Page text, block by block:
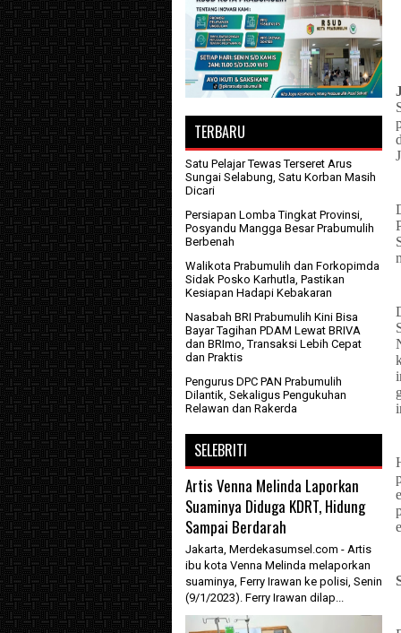
TERBARU
Satu Pelajar Tewas Terseret Arus
Sungai Selabung, Satu Korban Masih
Dicari
Persiapan Lomba Tingkat Provinsi,
Posyandu Mangga Besar Prabumulih
Berbenah
Walikota Prabumulih dan Forkopimda
Sidak Posko Karhutla, Pastikan
Kesiapan Hadapi Kebakaran
Nasabah BRI Prabumulih Kini Bisa
Bayar Tagihan PDAM Lewat BRIVA
dan BRImo, Transaksi Lebih Cepat
dan Praktis
Pengurus DPC PAN Prabumulih
Dilantik, Sekaligus Pengukuhan
Relawan dan Rakerda
SELEBRITI
Artis Venna Melinda Laporkan
Suaminya Diduga KDRT, Hidung
Sampai Berdarah
Jakarta, Merdekasumsel.com - Artis
ibu kota Venna Melinda melaporkan
suaminya, Ferry Irawan ke polisi, Senin
(9/1/2023). Ferry Irawan dilap...